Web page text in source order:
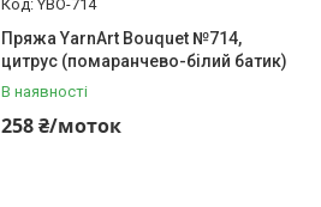
YBO-714
Пряжа YarnArt Bouquet №714,
цитрус (помаранчево-білий батик)
В наявності
258 ₴/моток